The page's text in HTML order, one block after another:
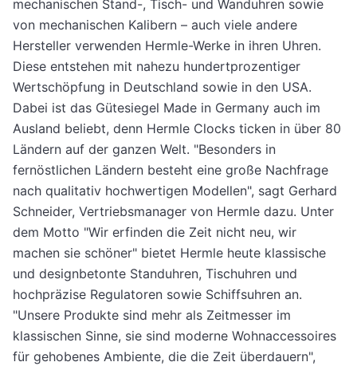
mechanischen Stand-, Tisch- und Wanduhren sowie
von mechani­schen Kalibern – auch viele andere
Hersteller verwenden Hermle-Werke in ihren Uhren.
Diese entstehen mit nahezu hundertprozenti­ger
Wertschöpfung in Deutschland sowie in den USA.
Dabei ist das Gütesiegel Made in Germany auch im
Ausland beliebt, denn Hermle Clocks ticken in über 80
Ländern auf der ganzen Welt. "Besonders in
fernöstlichen Ländern besteht eine große Nachfrage
nach qualitativ hochwertigen Modellen", sagt Ger­hard
Schneider, Vertriebsmanager von Herm­le dazu. Unter
dem Motto "Wir erfinden die Zeit nicht neu, wir
machen sie schöner" bietet Hermle heute klassische
und designbetonte Standuhren, Tischuhren und
hochpräzise Re­gulatoren sowie Schiffsuhren an.
"Unsere Pro­dukte sind mehr als Zeitmesser im
klassischen Sinne, sie sind moderne Wohnaccessoires
für gehobenes Ambiente, die die Zeit überdau­ern",